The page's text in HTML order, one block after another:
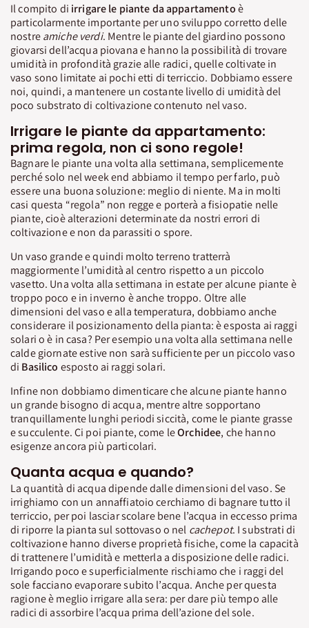
Il compito di irrigare le piante da appartamentoè
particolarmente importante per uno sviluppo corretto delle
nostreamiche verdi. Mentre le piante del giardino possono
giovarsi dell’acqua piovana e hanno la possibilità di trovare
umidità in profondità grazie alle radici, quelle coltivate in
vaso sono limitate ai pochi etti di terriccio. Dobbiamo essere
noi, quindi, a mantenere un costante livello di umidità del
poco substrato di coltivazione contenuto nel vaso.
Irrigare le piante da appartamento:
prima regola, non ci sono regole!
Bagnare le piante una volta alla settimana, semplicemente
perché solo nel week end abbiamo il tempo per farlo, può
essere una buona soluzione: meglio di niente. Ma in molti
casi questa “regola” non regge e porterà a fisiopatie nelle
piante, cioè alterazioni determinate da nostri errori di
coltivazione e non da parassiti o spore.
Un vaso grande e quindi molto terreno tratterrà
maggiormente l’umidità al centro rispetto a un piccolo
vasetto. Una volta alla settimana in estate per alcune piante è
troppo poco e in inverno è anche troppo. Oltre alle
dimensioni del vaso e alla temperatura, dobbiamo anche
considerare il posizionamento della pianta: è esposta ai raggi
solari o è in casa? Per esempio una volta alla settimana nelle
calde giornate estive non sarà sufficiente per un piccolo vaso
di Basilico esposto ai raggi solari.
Infine non dobbiamo dimenticare che alcune piante hanno
un grande bisogno di acqua, mentre altre sopportano
tranquillamente lunghi periodi siccità, come le piante grasse
e succulente. Ci poi piante, come leOrchidee, che hanno
esigenze ancora più particolari.
Quanta acqua e quando?
La quantità di acqua dipende dalle dimensioni del vaso. Se
irrighiamo con un annaffiatoio cerchiamo di bagnare tutto il
terriccio, per poi lasciar scolare bene l’acqua in eccesso prima
di riporre la pianta sul sottovaso o nel cachepot. I substrati di
coltivazione hanno diverse proprietà fisiche, come la capacità
di trattenere l’umidità e metterla a disposizione delle radici.
Irrigando poco e superficialmente rischiamo che i raggi del
sole facciano evaporare subito l’acqua. Anche per questa
ragione è meglio irrigare alla sera: per dare più tempo alle
radici di assorbire l’acqua prima dell’azione del sole.